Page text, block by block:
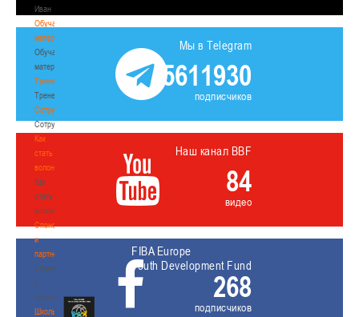
Иван
Обучающие
материалы
Обучающие
материалы
Тренерам
Тренерам
Сотрудничество
Сотрудничество
Как
стать
волонтером
Как
стать
волонтером
Спонсоры
и
партнеры
Спонсоры
и
партнеры
Школы
Мы в Telegram
5611930
подписчиков
Наш канал BBF
84
видео
FIBA Europe
Youth Development Fund
268
подписчиков